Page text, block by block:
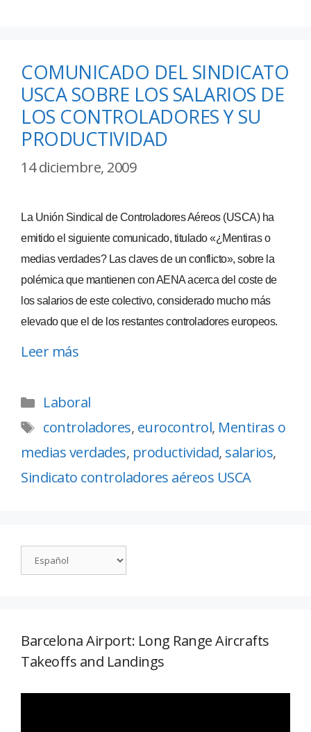
COMUNICADO DEL SINDICATO
USCA SOBRE LOS SALARIOS DE
LOS CONTROLADORES Y SU
PRODUCTIVIDAD
14 diciembre, 2009
La Unión Sindical de Controladores Aéreos (USCA) ha
emitido el siguiente comunicado, titulado «¿Mentiras o
medias verdades? Las claves de un conflicto», sobre la
polémica que mantienen con AENA acerca del coste de
los salarios de este colectivo, considerado mucho más
elevado que el de los restantes controladores europeos.
Leer más
Laboral
controladores, eurocontrol, Mentiras o
medias verdades, productividad, salarios,
Sindicato controladores aéreos USCA
Barcelona Airport: Long Range Aircrafts
Takeoffs and Landings